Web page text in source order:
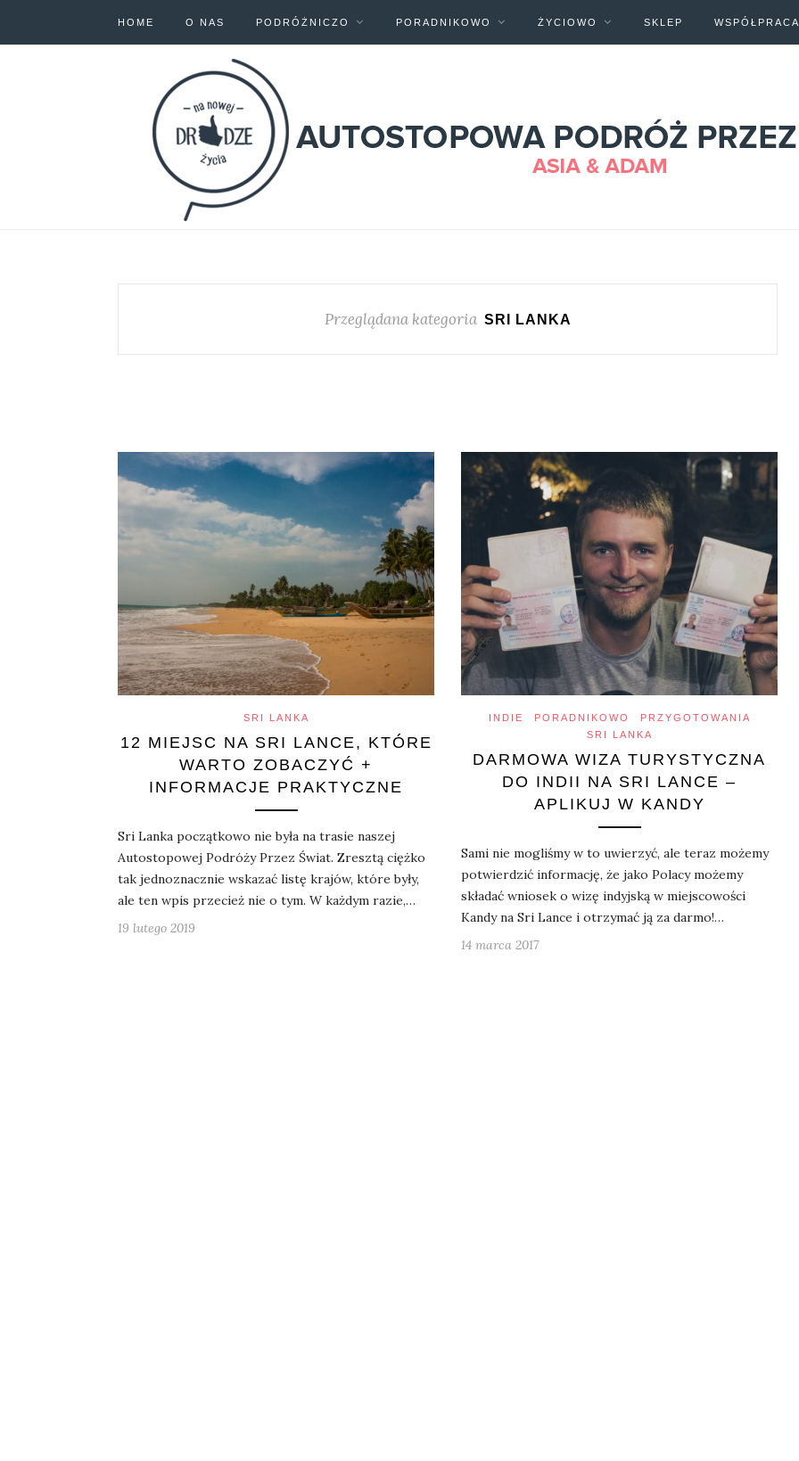
HOME O NAS PODRÓŻNICZO PORADNIKOWO ŻYCIOWO SKLEP WSPÓŁPRACA
Przeglądana kategoria SRI LANKA
SRI LANKA
12 MIEJSC NA SRI LANCE, KTÓRE
WARTO ZOBACZYĆ +
INFORMACJE PRAKTYCZNE
Sri Lanka początkowo nie była na trasie naszej
Autostopowej Podróży Przez Świat. Zresztą ciężko
tak jednoznacznie wskazać listę krajów, które były,
ale ten wpis przecież nie o tym. W każdym razie,…
19 lutego 2019
INDIE PORADNIKOWO
PRZYGOTOWANIA
SRI LANKA
DARMOWA WIZA TURYSTYCZNA
DO INDII NA SRI LANCE –
APLIKUJ W KANDY
Sami nie mogliśmy w to uwierzyć, ale teraz możemy
potwierdzić informację, że jako Polacy możemy
składać wniosek o wizę indyjską w miejscowości
Kandy na Sri Lance i otrzymać ją za darmo!…
14 marca 2017